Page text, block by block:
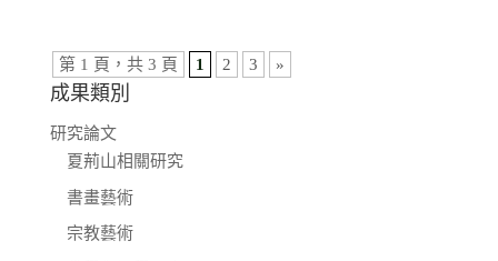
第 1 頁，共 3 頁 1 2 3 »
成果類別
研究論文
夏荊山相關研究
書畫藝術
宗教藝術